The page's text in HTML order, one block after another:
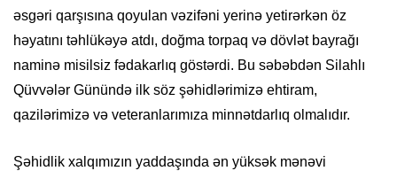
əsgəri qarşısına qoyulan vəzifəni yerinə yetirərkən öz
həyatını təhlükəyə atdı, doğma torpaq və dövlət bayrağı
naminə misilsiz fədakarlıq göstərdi. Bu səbəbdən Silahlı
Qüvvələr Günündə ilk söz şəhidlərimizə ehtiram,
qazilərimizə və veteranlarımıza minnətdarlıq olmalıdır.
Şəhidlik xalqımızın yaddaşında ən yüksək mənəvi